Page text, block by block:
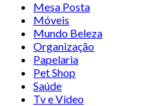
Mesa Posta
Móveis
Mundo Beleza
Organização
Papelaria
Pet Shop
Saúde
Tv e Vídeo